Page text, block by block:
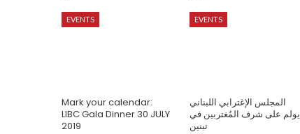
EVENTS
Mark your calendar:
LIBC Gala Dinner 30 JULY
2019
EVENTS
المجلس الإغترابي اللبناني
يولم على شرف المُغتربين في
تبنين